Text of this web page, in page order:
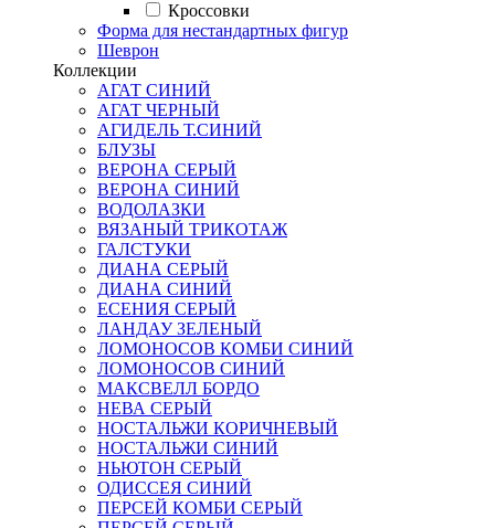
Кроссовки
Форма для нестандартных фигур
Шеврон
Коллекции
АГАТ СИНИЙ
АГАТ ЧЕРНЫЙ
АГИДЕЛЬ Т.СИНИЙ
БЛУЗЫ
ВЕРОНА СЕРЫЙ
ВЕРОНА СИНИЙ
ВОДОЛАЗКИ
ВЯЗАНЫЙ ТРИКОТАЖ
ГАЛСТУКИ
ДИАНА СЕРЫЙ
ДИАНА СИНИЙ
ЕСЕНИЯ СЕРЫЙ
ЛАНДАУ ЗЕЛЕНЫЙ
ЛОМОНОСОВ КОМБИ СИНИЙ
ЛОМОНОСОВ СИНИЙ
МАКСВЕЛЛ БОРДО
НЕВА СЕРЫЙ
НОСТАЛЬЖИ КОРИЧНЕВЫЙ
НОСТАЛЬЖИ СИНИЙ
НЬЮТОН СЕРЫЙ
ОДИССЕЯ СИНИЙ
ПЕРСЕЙ КОМБИ СЕРЫЙ